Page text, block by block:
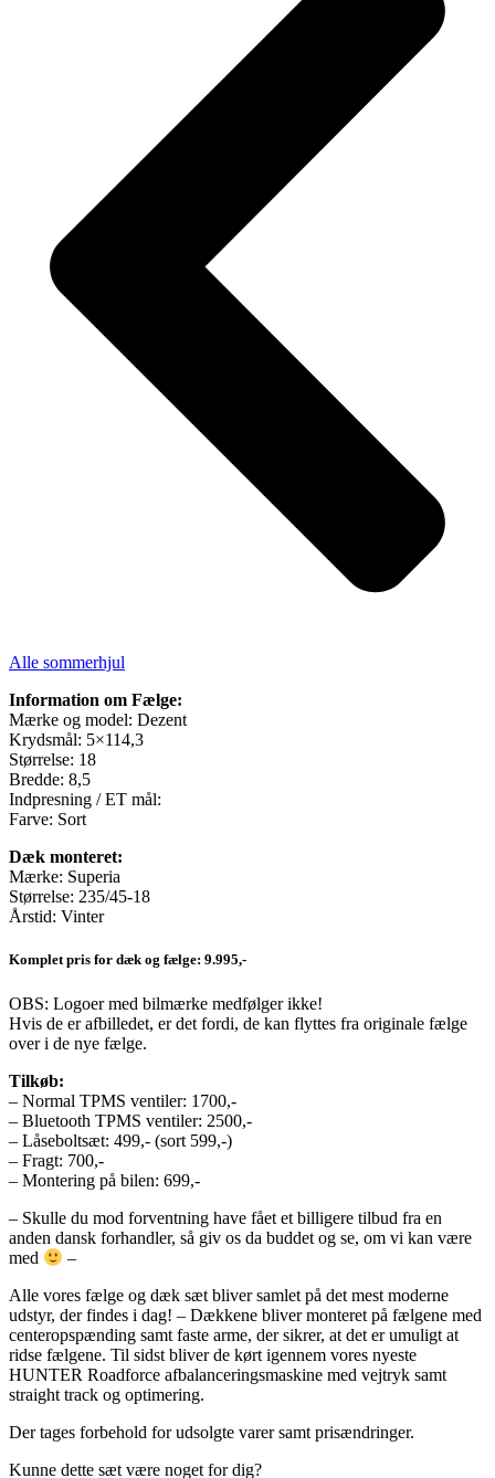
Alle sommerhjul
Information om Fælge:
Mærke og model: Dezent
Krydsmål: 5×114,3
Størrelse: 18
Bredde: 8,5
Indpresning / ET mål:
Farve: Sort
Dæk monteret:
Mærke: Superia
Størrelse: 235/45-18
Årstid: Vinter
Komplet pris for dæk og fælge: 9.995,-
OBS: Logoer med bilmærke medfølger ikke!
Hvis de er afbilledet, er det fordi, de kan flyttes fra originale fælge
over i de nye fælge.
Tilkøb:
– Normal TPMS ventiler: 1700,-
– Bluetooth TPMS ventiler: 2500,-
– Låseboltsæt: 499,- (sort 599,-)
– Fragt: 700,-
– Montering på bilen: 699,-
– Skulle du mod forventning have fået et billigere tilbud fra en
anden dansk forhandler, så giv os da buddet og se, om vi kan være
med
–
Alle vores fælge og dæk sæt bliver samlet på det mest moderne
udstyr, der findes i dag! – Dækkene bliver monteret på fælgene med
centeropspænding samt faste arme, der sikrer, at det er umuligt at
ridse fælgene. Til sidst bliver de kørt igennem vores nyeste
HUNTER Roadforce afbalanceringsmaskine med vejtryk samt
straight track og optimering.
Der tages forbehold for udsolgte varer samt prisændringer.
Kunne dette sæt være noget for dig?